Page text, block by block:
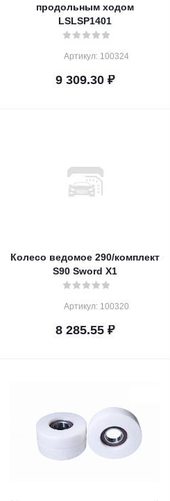
продольным ходом
LSLSP1401
Артикул: 100324
9 309.30 ₽
Колесо ведомое 290/комплект
S90 Sword X1
Артикул: 100320
8 285.55 ₽